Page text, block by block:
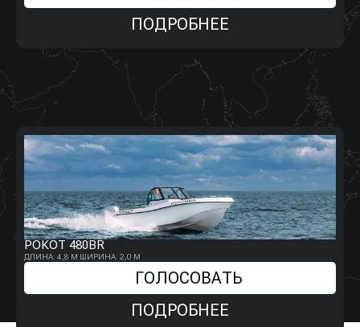
ПОДРОБНЕЕ
РОКОТ 480BR
ДЛИНА: 4,8 М ШИРИНА: 2,0 М
ГОЛОСОВАТЬ
ПОДРОБНЕЕ